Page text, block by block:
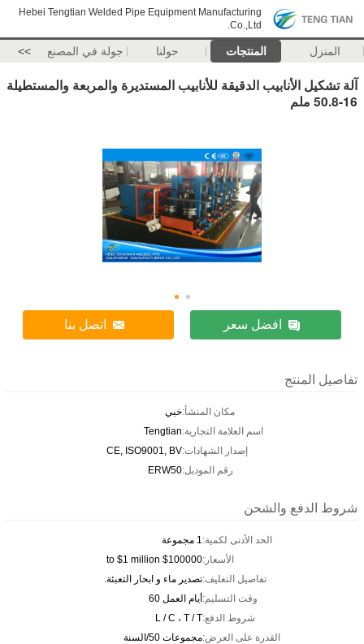
Hebei Tengtian Welded Pipe Equipment Manufacturing
Co.,Ltd.
المنزل المنتجات حولنا جولة في المصنع >>
آلة تشكيل الأنابيب الدقيقة للأنابيب المستديرة والمربعة والمستطيلة
16-50.8 ملم
افضل سعر اتصل بنا
تفاصيل المنتج
مكان المنشأ:خبي
اسم العلامة التجارية:Tengtian
إصدار الشهادات:CE, ISO9001, BV
رقم الموديل:ERW50
شروط الدفع والشحن
الحد الأدنى لكمية:1 مجموعة
الأسعار:$100000 to $1 million
تفاصيل التغليف:تصدير ماء و ابحار التعبئة.
وقت التسليم:أيام العمل 60
شروط الدفع:L / C ، T / T
القدرة على العرض:مجموعات 50/السنة